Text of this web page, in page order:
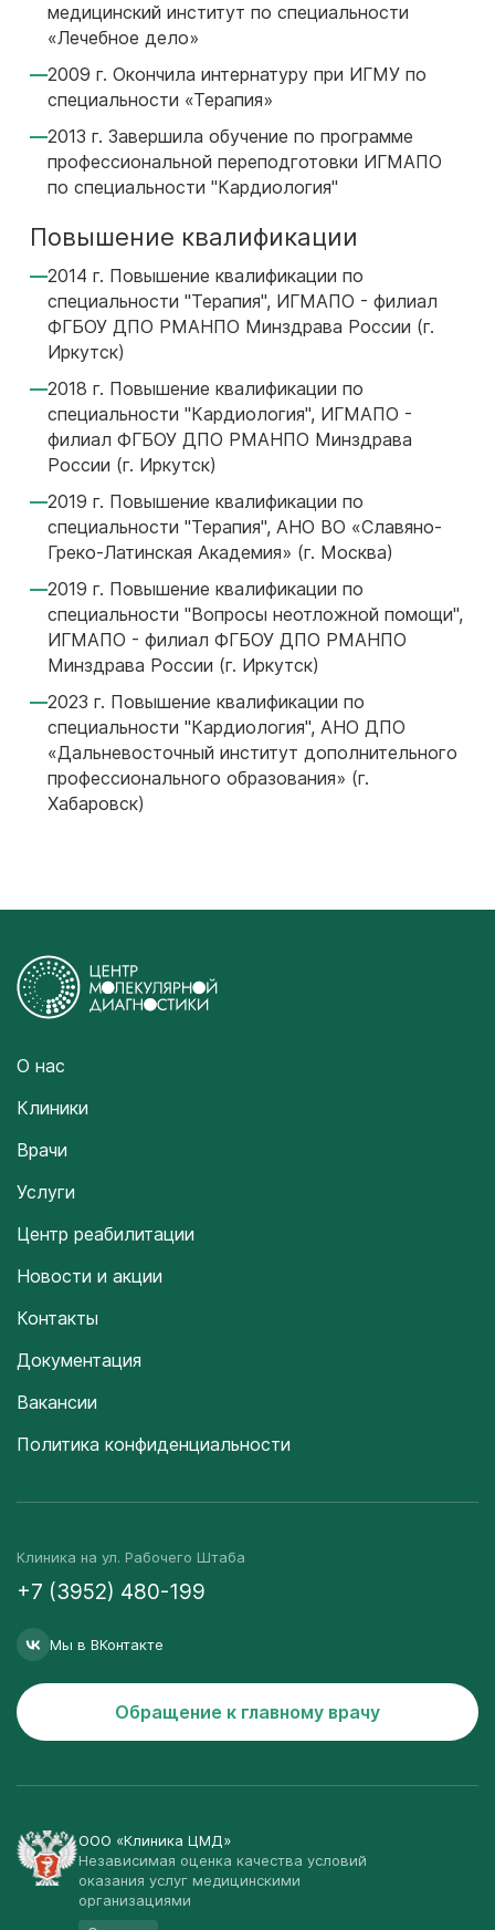
медицинский институт по специальности
«Лечебное дело»
2009 г. Окончила интернатуру при ИГМУ по
специальности «Терапия»
2013 г. Завершила обучение по программе
профессиональной переподготовки ИГМАПО
по специальности "Кардиология"
Повышение квалификации
2014 г. Повышение квалификации по
специальности "Терапия", ИГМАПО - филиал
ФГБОУ ДПО РМАНПО Минздрава России (г.
Иркутск)
2018 г. Повышение квалификации по
специальности "Кардиология", ИГМАПО -
филиал ФГБОУ ДПО РМАНПО Минздрава
России (г. Иркутск)
2019 г. Повышение квалификации по
специальности "Терапия", АНО ВО «Славяно-
Греко-Латинская Академия» (г. Москва)
2019 г. Повышение квалификации по
специальности "Вопросы неотложной помощи",
ИГМАПО - филиал ФГБОУ ДПО РМАНПО
Минздрава России (г. Иркутск)
2023 г. Повышение квалификации по
специальности "Кардиология", АНО ДПО
«Дальневосточный институт дополнительного
профессионального образования» (г.
Хабаровск)
О нас
Клиники
Врачи
Услуги
Центр реабилитации
Новости и акции
Контакты
Документация
Вакансии
Политика конфиденциальности
Клиника на ул. Рабочего Штаба
+7 (3952) 480-199
Мы в ВКонтакте
Обращение к главному врачу
ООО «Клиника ЦМД»
Независимая оценка качества условий
оказания услуг медицинскими
организациями